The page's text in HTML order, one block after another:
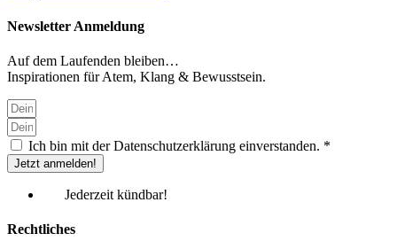
Newsletter Anmeldung
Auf dem Laufenden bleiben…
Inspirationen für Atem, Klang & Bewusstsein.
Ich bin mit der Datenschutzerklärung einverstanden. *
Jetzt anmelden!
Jederzeit kündbar!
Rechtliches